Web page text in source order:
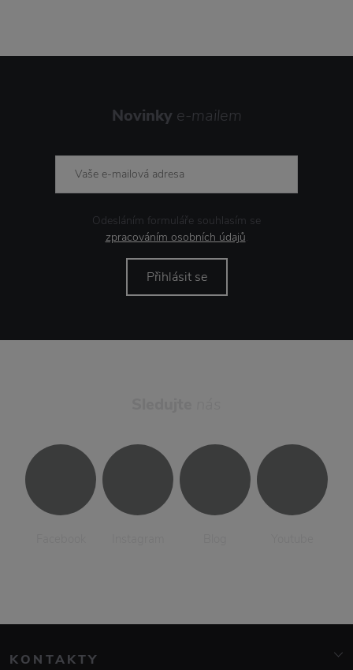
Novinky e-mailem
Odesláním formuláře souhlasím se
zpracováním osobních údajů.
Přihlásit se
KONTAKTY